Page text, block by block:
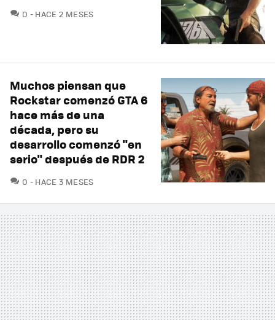
0 COMENTARIOS
HACE 2 MESES
Muchos piensan que
Rockstar comenzó GTA 6
hace más de una
década, pero su
desarrollo comenzó "en
serio" después de RDR 2
0 COMENTARIOS
HACE 3 MESES